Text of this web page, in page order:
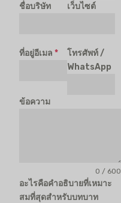
ชื่อบริษัท เว็บไซต์
ที่อยู่อีเมล *
โทรศัพท์ /
WhatsApp
ข้อความ
0 / 600
อะไรคือคำอธิบายที่เหมาะ
สมที่สุดสำหรับบทบาท